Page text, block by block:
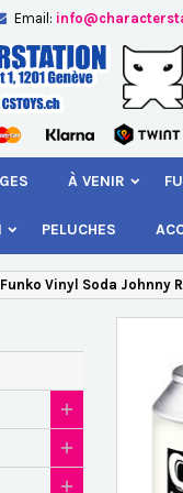
Email:
À VENIR
PELUCHES
Funko Vinyl Soda Johnny